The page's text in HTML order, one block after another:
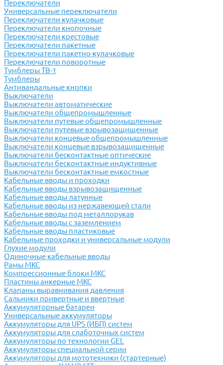
Переключатели
Универсальные переключатели
Переключатели кулачковые
Переключатели кнопочные
Переключатели крестовые
Переключатели пакетные
Переключатели пакетно-кулачковые
Переключатели поворотные
Тумблеры ТВ-1
Тумблеры
Антивандальные кнопки
Выключатели
Выключатели автоматические
Выключатели общепромышленные
Выключатели путевые общепромышленные
Выключатели путевые взрывозащищенные
Выключатели концевые общепромышленные
Выключатели концевые взрывозащищенные
Выключатели бесконтактные оптические
Выключатели бесконтактные индуктивные
Выключатели бесконтактные емкостные
Кабельные вводы и проходки
Кабельные вводы взрывозащищенные
Кабельные вводы латунные
Кабельные вводы из нержавеющей стали
Кабельные вводы под металлорукав
Кабельные вводы с заземлением
Кабельные вводы пластиковые
Кабельные проходки и универсальные модули
Глухие модули
Одиночные кабельные вводы
Рамы МКС
Компрессионные блоки МКС
Пластины анкерные МКС
Клапаны выравнивания давления
Сальники привертные и ввертные
Аккумуляторные батареи
Универсальные аккумуляторы
Аккумуляторы для UPS (ИБП) систем
Аккумуляторы для слаботочных систем
Аккумуляторы по технологии GEL
Аккумуляторы специальной серии
Аккумуляторы для мототехники (стартерные)